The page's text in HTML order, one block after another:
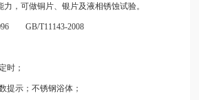
，可做铜片、银片及液相锈蚀试验。
GB/T11143-2008
时；
提示；不锈钢浴体；